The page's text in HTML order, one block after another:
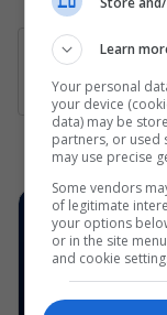
Learn
Your personal
your device
data) may be
partners, or used
may use precise
Some vendors
of legitimate
your options
or in the site
and cookie